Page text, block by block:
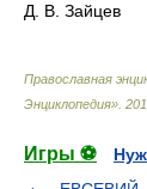
Д. В. Зайцев
Православная
Энциклопедия»
Игры ⚽